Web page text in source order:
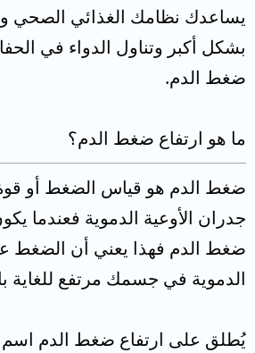
يساعدك نظامك الغذائي الصحي
بشكل أكبر وتناول الدواء في
ضغط الدم.
ما هو ارتفاع ضغط الدم؟
ضغط الدم هو قياس الضغط أو قوة
جدران الأوعية الدموية فعندما
ضغط الدم فهذا يعني أن الضغط
الدموية في جسمك مرتفع للغاية
يُطلق على ارتفاع ضغط الدم اسم